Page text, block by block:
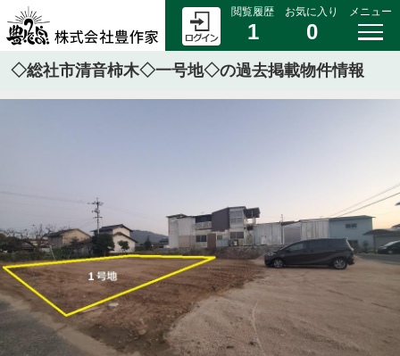
閲覧履歴
1
お気に入り
0
メニュー
◇総社市清音柿木◇一号地◇の過去掲載物件情報